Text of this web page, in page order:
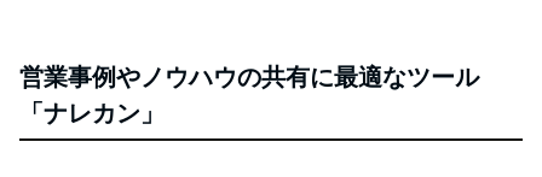
営業事例やノウハウの共有に最適なツール
「ナレカン」